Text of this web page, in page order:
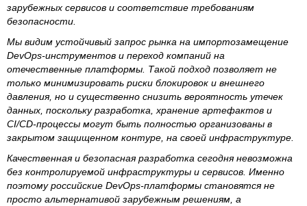
зарубежных сервисов и соответствие требованиям
безопасности.
Мы видим устойчивый запрос рынка на импортозамещение
DevOps-инструментов и переход компаний на
отечественные платформы. Такой подход позволяет не
только минимизировать риски блокировок и внешнего
давления, но и существенно снизить вероятность утечек
данных, поскольку разработка, хранение артефактов и
CI/CD-процессы могут быть полностью организованы в
закрытом защищенном контуре, на своей инфраструктуре.
Качественная и безопасная разработка сегодня невозможна
без контролируемой инфраструктуры и сервисов. Именно
поэтому российские DevOps-платформы становятся не
просто альтернативой зарубежным решениям, а